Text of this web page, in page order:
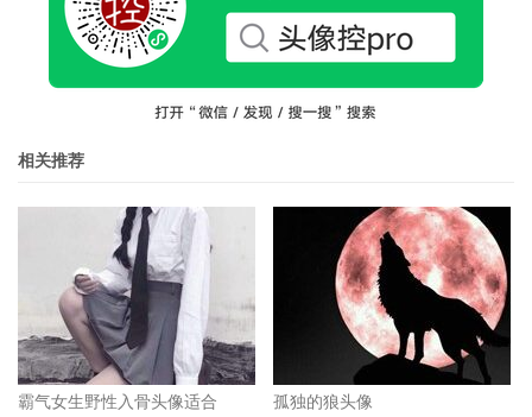
相关推荐
霸气女生野性入骨头像适合 孤独的狼头像